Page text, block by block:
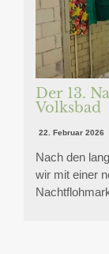
Der 13.
Volksbad
22. Februar 2026
Nach den
wir mit einer